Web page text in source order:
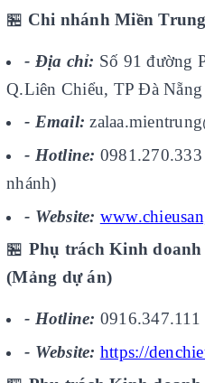
🏪 Chi nhánh Miền
- Địa chỉ: Số 91 đường
Q.Liên Chiểu, TP Đà Nẵng
- Email:
- Hotline:
nhánh)
- Website:
🏪 Phụ trách Kinh
(Mảng dự án)
- Hotline:
- Website: https://